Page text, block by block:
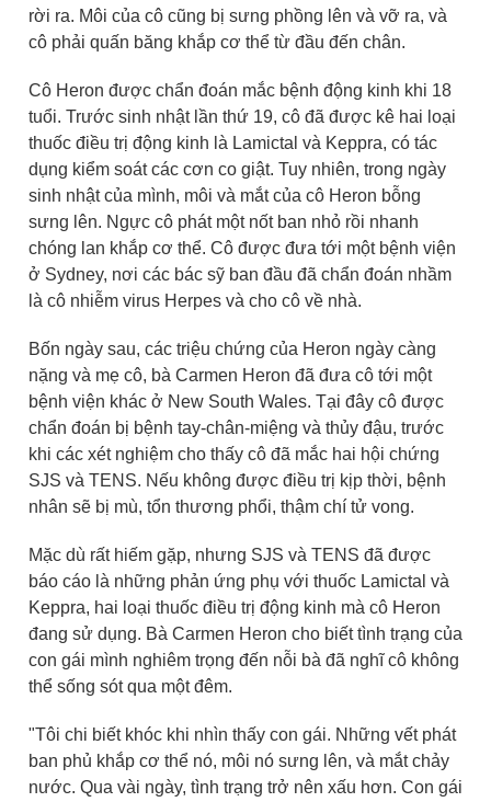
rời ra. Môi của cô cũng bị sưng phồng lên và vỡ ra, và
cô phải quấn băng khắp cơ thể từ đầu đến chân.
Cô Heron được chẩn đoán mắc bệnh động kinh khi 18
tuổi. Trước sinh nhật lần thứ 19, cô đã được kê hai loại
thuốc điều trị động kinh là Lamictal và Keppra, có tác
dụng kiểm soát các cơn co giật. Tuy nhiên, trong ngày
sinh nhật của mình, môi và mắt của cô Heron bỗng
sưng lên. Ngực cô phát một nốt ban nhỏ rồi nhanh
chóng lan khắp cơ thể. Cô được đưa tới một bệnh viện
ở Sydney, nơi các bác sỹ ban đầu đã chẩn đoán nhầm
là cô nhiễm virus Herpes và cho cô về nhà.
Bốn ngày sau, các triệu chứng của Heron ngày càng
nặng và mẹ cô, bà Carmen Heron đã đưa cô tới một
bệnh viện khác ở New South Wales. Tại đây cô được
chẩn đoán bị bệnh tay-chân-miệng và thủy đậu, trước
khi các xét nghiệm cho thấy cô đã mắc hai hội chứng
SJS và TENS. Nếu không được điều trị kịp thời, bệnh
nhân sẽ bị mù, tổn thương phổi, thậm chí tử vong.
Mặc dù rất hiếm gặp, nhưng SJS và TENS đã được
báo cáo là những phản ứng phụ với thuốc Lamictal và
Keppra, hai loại thuốc điều trị động kinh mà cô Heron
đang sử dụng. Bà Carmen Heron cho biết tình trạng của
con gái mình nghiêm trọng đến nỗi bà đã nghĩ cô không
thể sống sót qua một đêm.
"Tôi chi biết khóc khi nhìn thấy con gái. Những vết phát
ban phủ khắp cơ thể nó, môi nó sưng lên, và mắt chảy
nước. Qua vài ngày, tình trạng trở nên xấu hơn. Con gái